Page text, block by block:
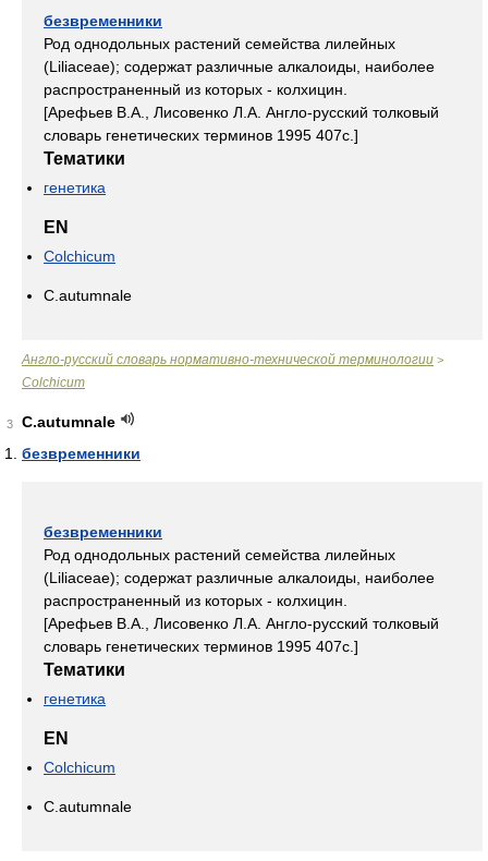
безвременники
Род однодольных растений семейства лилейных
(Liliaceae); содержат различные алкалоиды, наиболее
распространенный из которых - колхицин.
[Арефьев В.А., Лисовенко Л.А. Англо-русский толковый
словарь генетических терминов 1995 407с.]
Тематики
генетика
EN
Colchicum
C.autumnale
Англо-русский словарь нормативно-технической терминологии >
Colchicum
3
C.autumnale
безвременники
безвременники
Род однодольных растений семейства лилейных
(Liliaceae); содержат различные алкалоиды, наиболее
распространенный из которых - колхицин.
[Арефьев В.А., Лисовенко Л.А. Англо-русский толковый
словарь генетических терминов 1995 407с.]
Тематики
генетика
EN
Colchicum
C.autumnale